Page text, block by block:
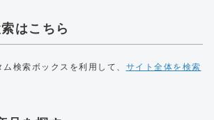
はこちら
検索ボックスを利用して、 サイト全体を検索